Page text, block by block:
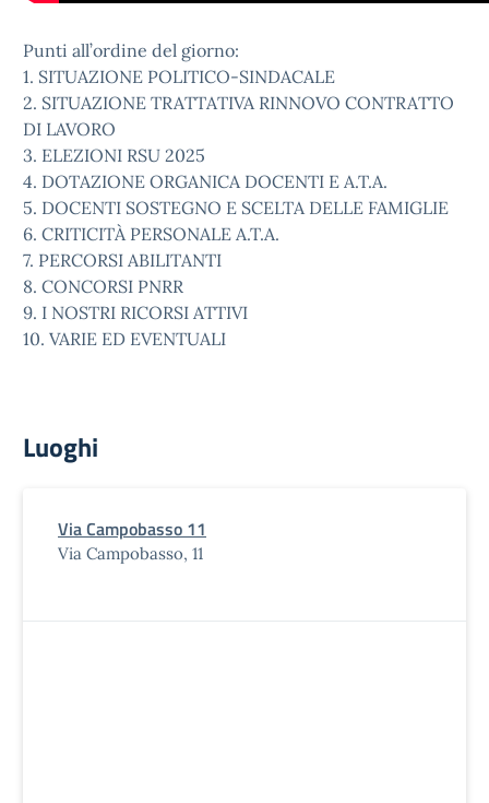
Punti all’ordine del giorno:
1. SITUAZIONE POLITICO-SINDACALE
2. SITUAZIONE TRATTATIVA RINNOVO CONTRATTO
DI LAVORO
3. ELEZIONI RSU 2025
4. DOTAZIONE ORGANICA DOCENTI E A.T.A.
5. DOCENTI SOSTEGNO E SCELTA DELLE FAMIGLIE
6. CRITICITÀ PERSONALE A.T.A.
7. PERCORSI ABILITANTI
8. CONCORSI PNRR
9. I NOSTRI RICORSI ATTIVI
10. VARIE ED EVENTUALI
Luoghi
Via Campobasso 11
Via Campobasso, 11